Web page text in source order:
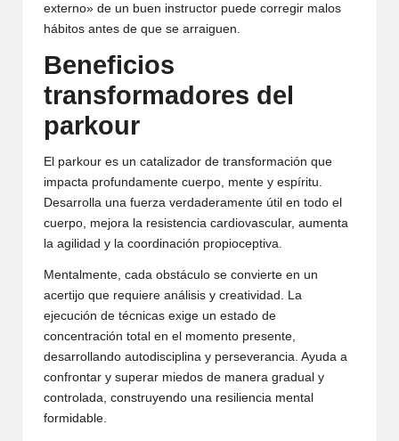
externo» de un buen instructor puede corregir malos
hábitos antes de que se arraiguen.
Beneficios
transformadores del
parkour
El parkour es un catalizador de transformación que
impacta profundamente cuerpo, mente y espíritu.
Desarrolla una fuerza verdaderamente útil en todo el
cuerpo, mejora la resistencia cardiovascular, aumenta
la agilidad y la coordinación propioceptiva.
Mentalmente, cada obstáculo se convierte en un
acertijo que requiere análisis y creatividad. La
ejecución de técnicas exige un estado de
concentración total en el momento presente,
desarrollando autodisciplina y perseverancia. Ayuda a
confrontar y superar miedos de manera gradual y
controlada, construyendo una resiliencia mental
formidable.